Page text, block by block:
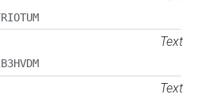
Text
Text